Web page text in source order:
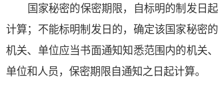
国家秘密的保密期限，自标明的制发日起
计算；不能标明制发日的，确定该国家秘密的
机关、单位应当书面通知知悉范围内的机关、
单位和人员，保密期限自通知之日起计算。